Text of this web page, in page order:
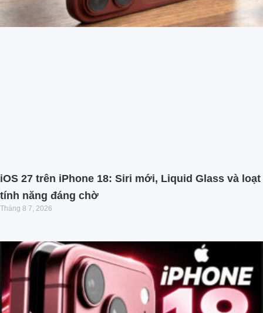
iOS 27 trên iPhone 18: Siri mới, Liquid Glass và loạt
tính năng đáng chờ
Tháng 8 7, 2026